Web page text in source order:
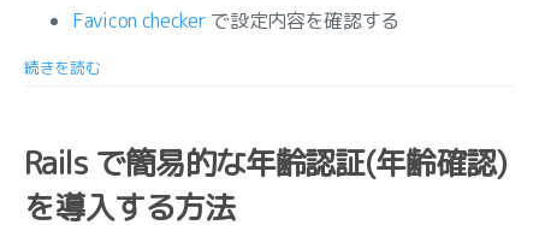
Favicon checker で設定内容を確認する
続きを読む
Rails で簡易的な年齢認証(年齢確認)
を導入する方法